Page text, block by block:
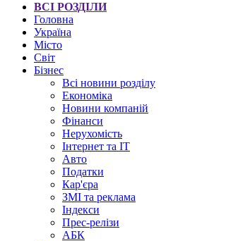
ВСІ РОЗДІЛИ
Головна
Україна
Місто
Світ
Бізнес
Всі новини розділу
Економіка
Новини компаній
Фінанси
Нерухомість
Інтернет та IT
Авто
Податки
Кар'єра
ЗМІ та реклама
Індекси
Прес-релізи
АБК